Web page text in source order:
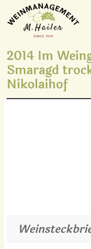
2014 Im
Smaragd
Nikolaihof